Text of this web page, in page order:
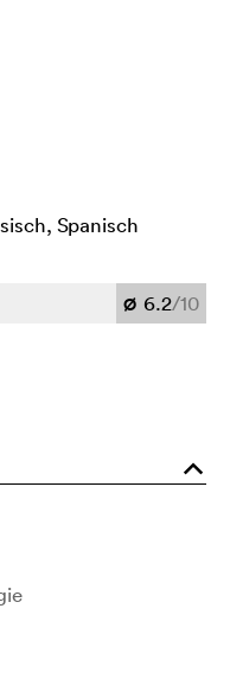
Spanisch
Ø 6.2/10
o